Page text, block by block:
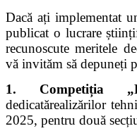
Dacă ați implementat
publicat o lucrare
recunoscute meritele
vă invităm să depuneți
1. Competiția
dedicatărealizărilor
2025, pentru două